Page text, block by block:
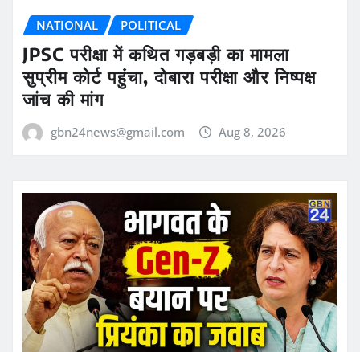
NATIONAL POLITICAL
JPSC परीक्षा में कथित गड़बड़ी का मामला
सुप्रीम कोर्ट पहुंचा, दोबारा परीक्षा और निष्पक्ष
जांच की मांग
gbn24news@gmail.com Aug 8, 2026